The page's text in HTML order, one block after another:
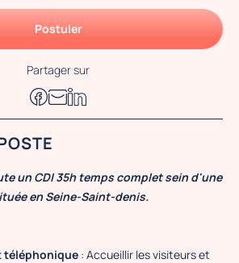
Postuler
Partager sur
un CDI 35h temps complet sein d'une
en Seine-Saint-denis.
téléphonique : Accueillir les visiteurs et